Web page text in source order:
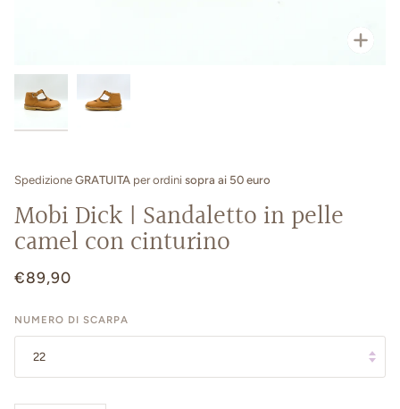
Spedizione GRATUITA per ordini sopra ai 50 euro
Mobi Dick | Sandaletto in pelle
camel con cinturino
€89,90
NUMERO DI SCARPA
22